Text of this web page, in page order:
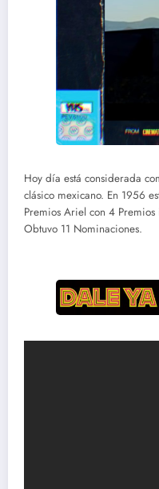
Hoy día está considerada
clásico mexicano. En 1956
Premios Ariel con 4
Obtuvo 11 Nominaciones.